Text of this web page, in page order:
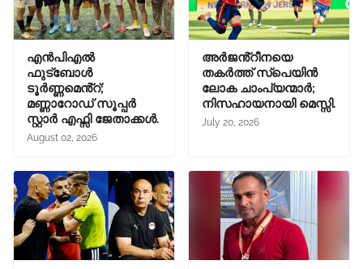
എൻപിഎൽ
ഫുട്ബോൾ
ടൂർണ്ണമെൻ്റ്;
മണ്ണാറോഡ് സൂപ്പർ
സ്റ്റാർ എഫ്സി ജേതാക്കൾ.
August 02, 2026
അർജൻ്റീനയെ
തകർത്ത് സ്പെയിൻ
ലോക ചാംപ്യന്മാർ;
നിസഹായനായി മെസ്സി.
July 20, 2026